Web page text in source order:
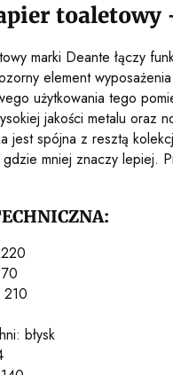
toaletowy
marki Deante łączy
element
użytkowania tego
jakości metalu oraz
jest spójna z resztą
mniej znaczy lepiej.
210
błysk